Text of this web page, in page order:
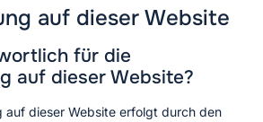
auf dieser Website
für die
auf dieser Website?
auf dieser Website erfolgt durch den